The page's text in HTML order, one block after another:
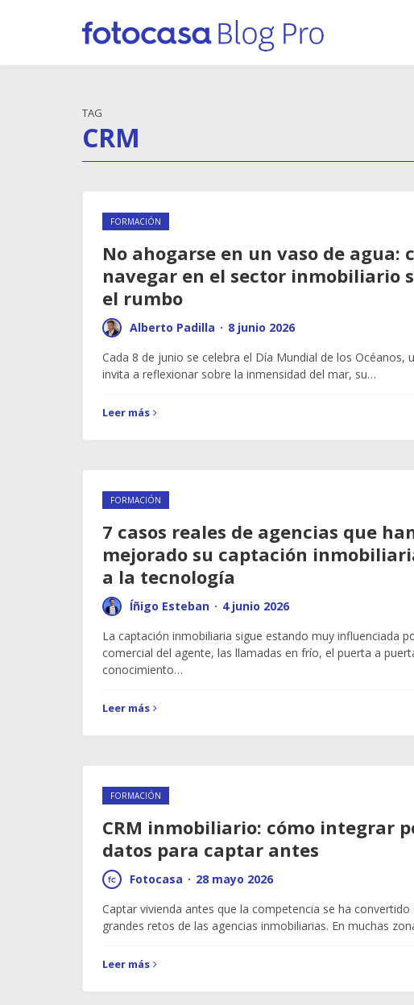
TAG
CRM
FORMACIÓN
No ahogarse en un vaso de agua:
navegar en el sector inmobiliario
el rumbo
Alberto Padilla · 8 junio 2026
Cada 8 de junio se celebra el Día Mundial de los Océanos,
invita a reflexionar sobre la inmensidad del mar, su…
Leer más
FORMACIÓN
7 casos reales de agencias que
mejorado su captación
a la tecnología
Íñigo Esteban · 4 junio 2026
La captación inmobiliaria sigue estando muy influenciada
comercial del agente, las llamadas en frío, el puerta a
conocimiento…
Leer más
FORMACIÓN
CRM inmobiliario: cómo integrar
datos para captar antes
Fotocasa · 28 mayo 2026
Captar vivienda antes que la competencia se ha convertido
grandes retos de las agencias inmobiliarias. En muchas
Leer más